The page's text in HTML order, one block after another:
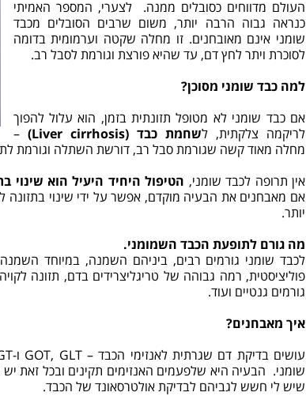
העולם מדווחים כסובלים ממנה. לצערי, המספר האמיתי
כנראה גבוה הרבה יותר, משום שרבים הסובלים מכבד
שומני אינם מאובחנים. זו מחלה שקטה וערמומית בדומה
לסוכרת ויתר לחץ דם, עד שהיא פורצת וגורמת לסבל רב.
למה כבד שומני מסוכן?
אם כבד שומני לא מטופל תזונתית בזמן, הוא עלול להפוך
לריקמה צלקתית, לשחמת כבד (Liver cirrhosis)
–
מחלה מאוד קשה שגורמת סבל רב, דורשת השתלה וגורמת לתמותה, ואף
אין תרופה לכבד שומני, הטיפול היחיד היעיל הוא שינוי
אם מאבחנים את הבעיה מוקדם, אפשר על ידי שינוי בתזונה
יותר.
מה גורם לתופעת הכבד השמומני.
לכבד שומני גורמים רבים, ביניהם השמנה, במיוחד
פוליציסטית, רמה גבוהה של טריגליצרידים בדם, תזונה
גורמים גנטיים ועוד.
איך מאבחנים?
שומני. הבעיה היא שלפעמים האנזימים תקינים ובכל זאת
שיש לי חשש לגביהם לבדיקת אולטרסאונד של הכבד.